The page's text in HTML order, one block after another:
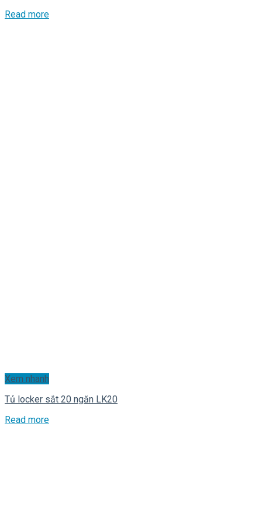
Read more
Xem nhanh
Tủ locker sắt 20 ngăn LK20
Read more